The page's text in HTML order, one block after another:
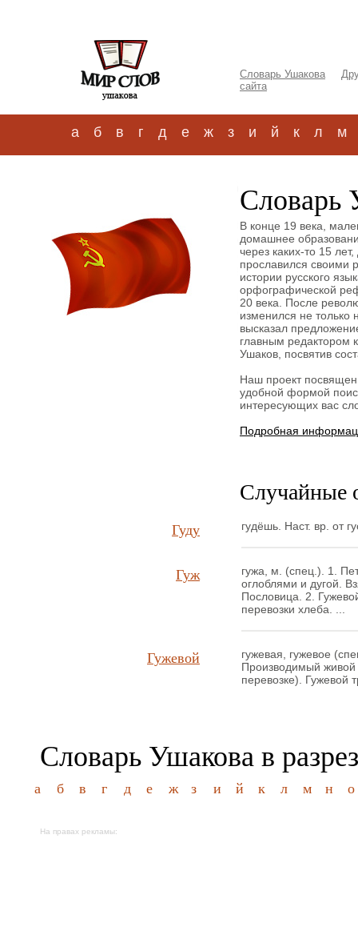
Словарь Ушакова
сайта
а б в г д е ж з и й к л м
Словарь
В конце 19 века,
домашнее
через каких-то 15
прославился своими
истории русского
орфографической
20 века. После
изменился не
высказал
главным редактором
Ушаков, посвятив
Наш проект
удобной формой
интересующих вас
Подробная
Случайные
Гуду гудёшь. Наст. вр. от
Гуж
гужа, м. (спец.). 1.
оглоблями и дугой.
Пословица. 2.
перевозки хлеба. ...
Гужевой
гужевая, гужевое
Производимый живой
перевозке). Гужевой
Словарь Ушакова в
а б в г д е ж з и й к л м н о
На правах рекламы: